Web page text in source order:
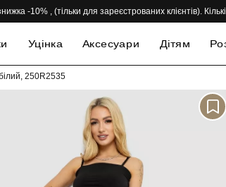
-10% , (тільки для зареєстрованих клієнтів).
Уцінка Аксесуари Дітям
250R2535